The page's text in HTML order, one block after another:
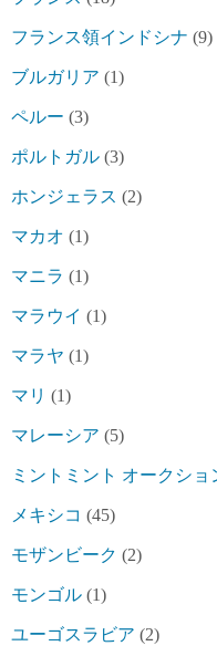
フランス領インドシナ (9)
ブルガリア (1)
ペルー (3)
ポルトガル (3)
ホンジェラス (2)
マカオ (1)
マニラ (1)
マラウイ (1)
マラヤ (1)
マリ (1)
マレーシア (5)
ミントミント オークショ
メキシコ (45)
モザンビーク (2)
モンゴル (1)
ユーゴスラビア (2)